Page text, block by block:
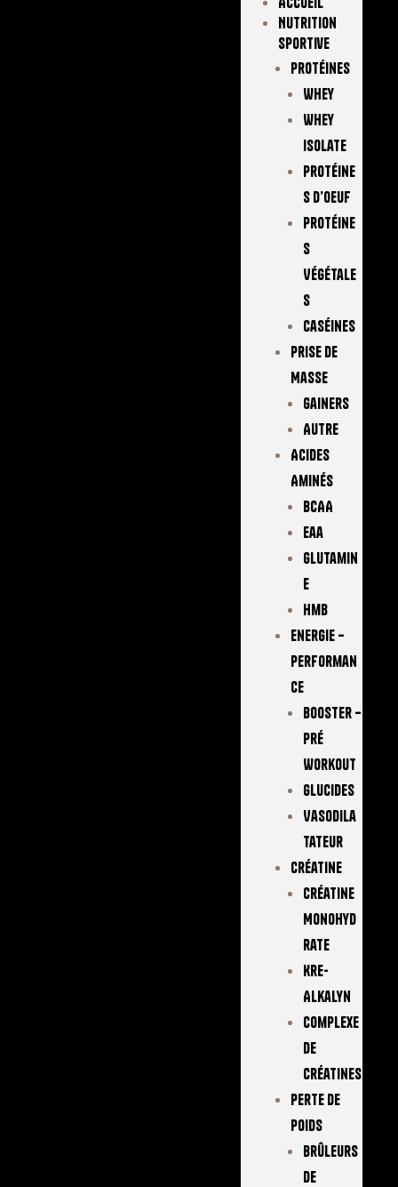
Nutrition
Sportive
Protéines
Whey
Whey
Isolate
Protéine
S D’oeuf
Protéine
S
Végétale
S
Caséines
Prise De
Masse
Gainers
Autre
Acides
Aminés
BCAA
Eaa
Glutamin
E
Hmb
Energie –
Performan
Ce
Booster –
Pré
Workout
Glucides
Vasodila
Tateur
Créatine
Créatine
Monohyd
Rate
Kre-
Alkalyn
Complexe
De
Créatines
Perte De
Poids
Brûleurs
De